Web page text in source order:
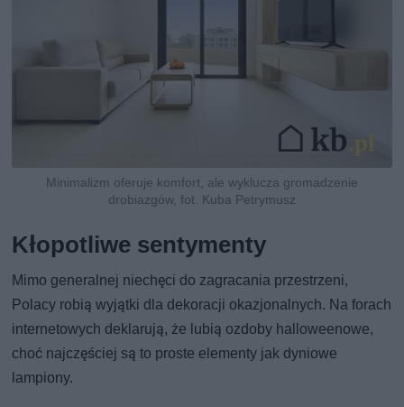
Minimalizm oferuje komfort, ale wyklucza gromadzenie
drobiazgów, fot. Kuba Petrymusz
Kłopotliwe sentymenty
Mimo generalnej niechęci do zagracania przestrzeni,
Polacy robią wyjątki dla dekoracji okazjonalnych. Na forach
internetowych deklarują, że lubią ozdoby halloweenowe,
choć najczęściej są to proste elementy jak dyniowe
lampiony.